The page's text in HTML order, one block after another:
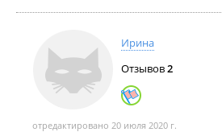
Ирина
Отзывов2
отредактировано 20 июля 2020 г.